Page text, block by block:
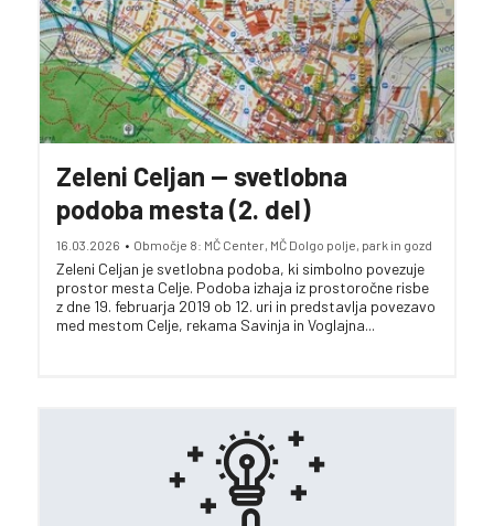
Zeleni Celjan -- svetlobna
podoba mesta (2. del)
16.03.2026 • Območje 8: MČ Center, MČ Dolgo polje, park in gozd
Zeleni Celjan je svetlobna podoba, ki simbolno povezuje
prostor mesta Celje. Podoba izhaja iz prostoročne risbe
z dne 19. februarja 2019 ob 12. uri in predstavlja povezavo
med mestom Celje, rekama Savinja in Voglajna...